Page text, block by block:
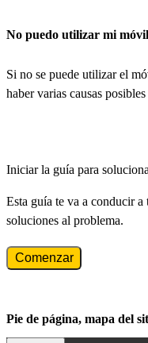
No puedo utilizar mi
Si no se puede utilizar el
haber varias causas
Iniciar la guía para
Esta guía te va a conducir a
soluciones al problema.
Comenzar
Pie de página, mapa del